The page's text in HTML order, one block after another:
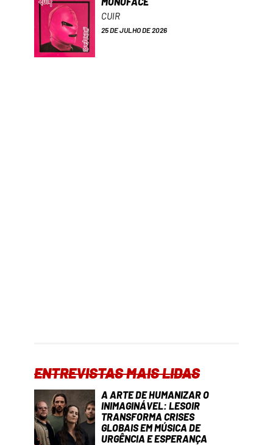
CUIR
25 DE JULHO DE 2026
ENTREVISTAS MAIS LIDAS
A ARTE DE HUMANIZAR O
INIMAGINÁVEL: LESOIR
TRANSFORMA CRISES
GLOBAIS EM MÚSICA DE
URGÊNCIA E ESPERANÇA